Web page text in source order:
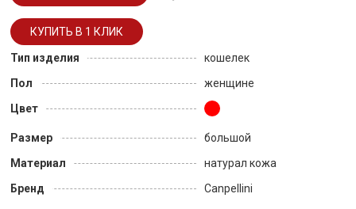
Тип изделия
кошелек
Пол
женщине
Цвет
Размер
большой
Материал
натурал кожа
Бренд
Canpellini